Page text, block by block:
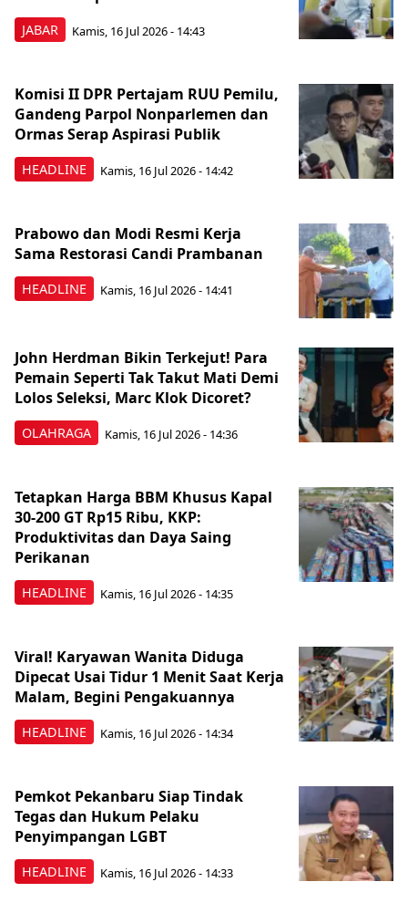
JABAR Kamis, 16 Jul 2026 - 14:43
HEADLINE
Komisi II DPR Pertajam RUU Pemilu,
Gandeng Parpol Nonparlemen dan
Ormas Serap Aspirasi Publik
Kamis, 16 Jul 2026 - 14:42
HEADLINE
Prabowo dan Modi Resmi Kerja
Sama Restorasi Candi Prambanan
Kamis, 16 Jul 2026 - 14:41
OLAHRAGA
John Herdman Bikin Terkejut! Para
Pemain Seperti Tak Takut Mati Demi
Lolos Seleksi, Marc Klok Dicoret?
Kamis, 16 Jul 2026 - 14:36
HEADLINE
Tetapkan Harga BBM Khusus Kapal
30-200 GT Rp15 Ribu, KKP:
Produktivitas dan Daya Saing
Perikanan
Kamis, 16 Jul 2026 - 14:35
HEADLINE
Viral! Karyawan Wanita Diduga
Dipecat Usai Tidur 1 Menit Saat Kerja
Malam, Begini Pengakuannya
Kamis, 16 Jul 2026 - 14:34
HEADLINE
Pemkot Pekanbaru Siap Tindak
Tegas dan Hukum Pelaku
Penyimpangan LGBT
Kamis, 16 Jul 2026 - 14:33